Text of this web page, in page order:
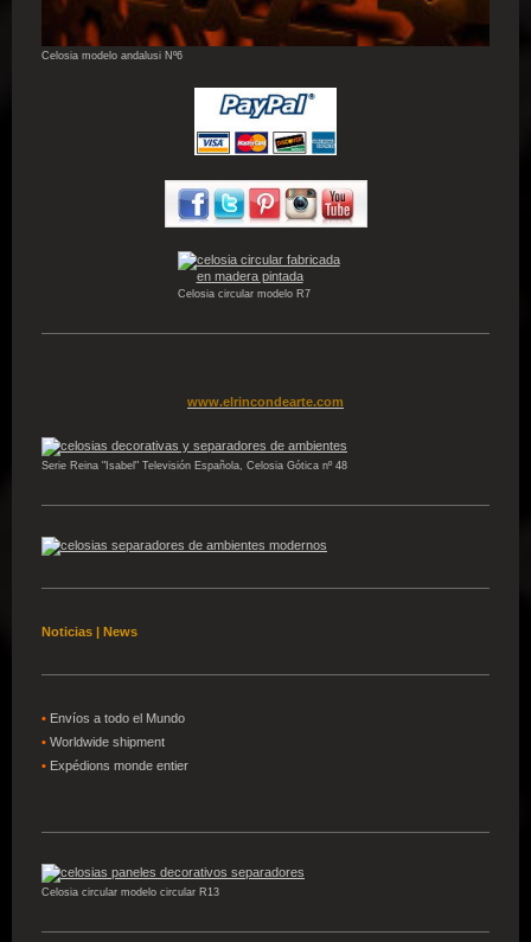
Celosia modelo andalusi Nº6
Celosia circular modelo R7
www.elrincondearte.com
Serie Reina "Isabel" Televisión Española, Celosia Gótica nº 48
Noticias | News
• Envíos a todo el Mundo
• Worldwide shipment
• Expédions monde entier
Celosia circular modelo circular R13